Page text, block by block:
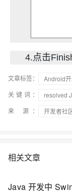
4.点击Finish
文章标签： Android
关键词：
resolved
来 源：
开发者社
相关文章
Java 开发中